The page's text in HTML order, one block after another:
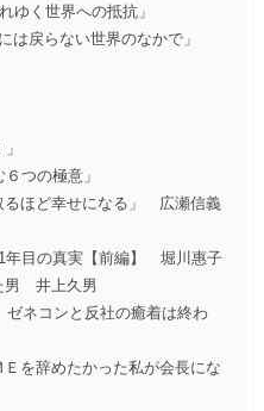
ゆく世界への抵抗」
は戻らない世界のなかで」
つの極意」
ほど幸せになる」 広瀬信義
年目の真実【前編】 堀川惠子
男 井上久男
ネコンと反社の癒着は終わ
を辞めたかった私が会長にな